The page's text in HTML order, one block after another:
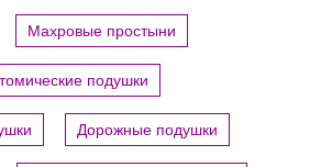
Махровые простыни
подушки
Дорожные подушки